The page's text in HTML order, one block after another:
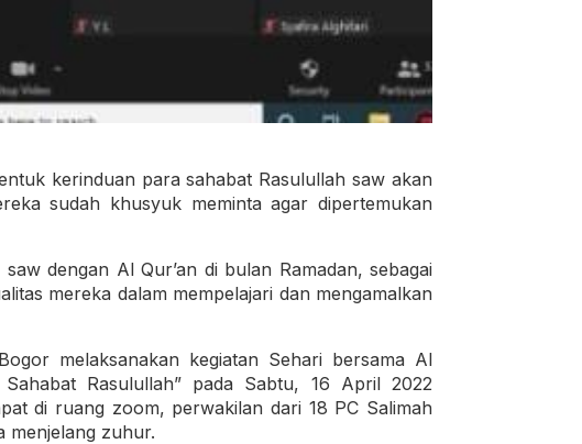
kerinduan para sahabat Rasulullah saw akan
sudah khusyuk meminta agar dipertemukan
dengan Al Qur’an di bulan Ramadan, sebagai
mereka dalam mempelajari dan mengamalkan
melaksanakan kegiatan Sehari bersama Al
Rasulullah” pada Sabtu, 16 April 2022
di ruang zoom, perwakilan dari 18 PC Salimah
menjelang zuhur.